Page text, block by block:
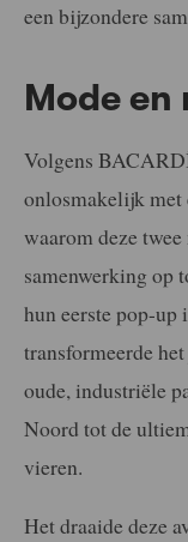
een bijzondere
Mode en
Volgens
onlosmakelijk met
waarom deze
samenwerking op
hun eerste pop-
transformeerde het
oude, industriële
Noord tot de
vieren.
Het draaide deze